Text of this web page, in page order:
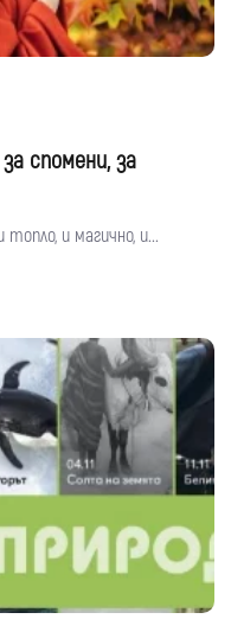
спомени, за
и магично, и...